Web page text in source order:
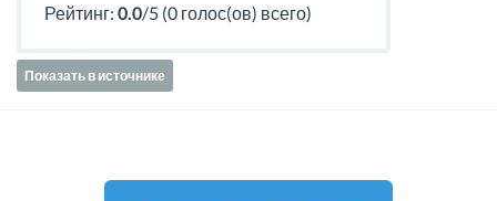
Рейтинг: 0.0/5 (0 голос(ов) всего)
Показать в источнике